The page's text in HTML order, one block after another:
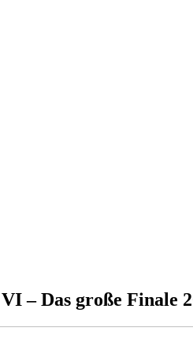
– Das große Finale